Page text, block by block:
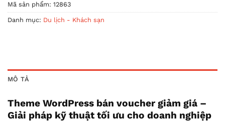
Mã sản phẩm: 12863
Danh mục: Du lịch - Khách sạn
MÔ TẢ
Theme WordPress bán voucher giảm giá –
Giải pháp kỹ thuật tối ưu cho doanh nghiệp